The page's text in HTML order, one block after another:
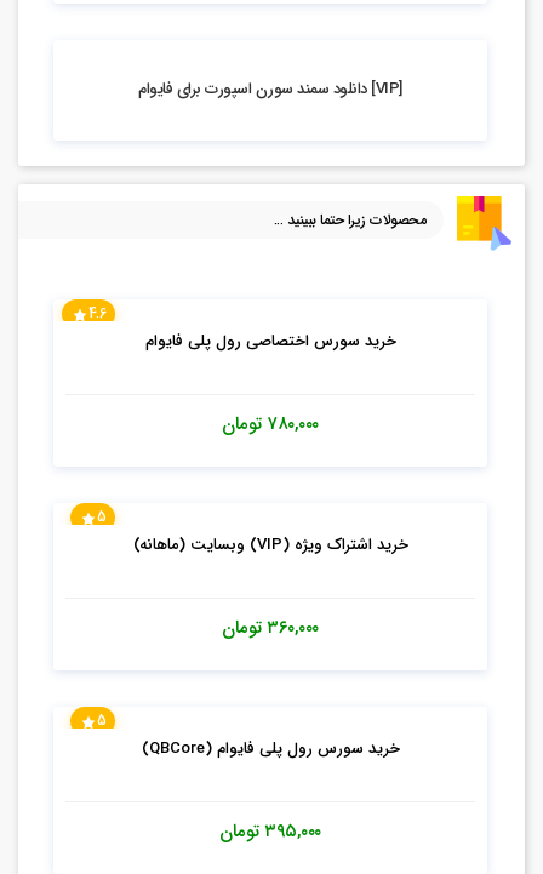
[VIP] دانلود سمند سورن اسپورت برای فایوام
محصولات زیرا حتما ببینید ...
4.6
خرید سورس اختصاصی رول پلی فایوام
۷۸۰,۰۰۰ تومان
5
خرید اشتراک ویژه (VIP) وبسایت (ماهانه)
۳۶۰,۰۰۰تومان
5
خرید سورس رول پلی فایوام (QBCore)
۳۹۵,۰۰۰تومان